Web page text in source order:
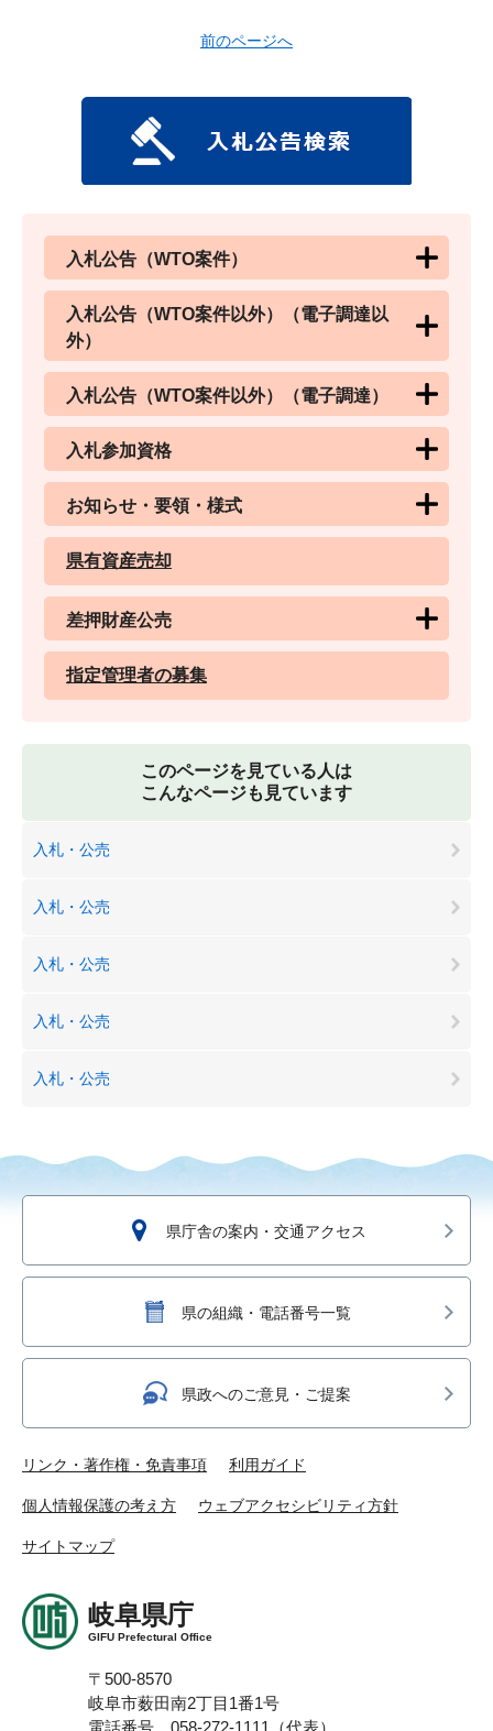
前のページへ
入札公告（WTO案件）
入札公告（WTO案件以外）（電子調達以
外）
入札公告（WTO案件以外）（電子調達）
入札参加資格
お知らせ・要領・様式
県有資産売却
差押財産公売
指定管理者の募集
このページを見ている人は
こんなページも見ています
入札・公売
入札・公売
入札・公売
入札・公売
入札・公売
県庁舎の案内・交通アクセス
県の組織・電話番号一覧
県政へのご意見・ご提案
リンク・著作権・免責事項 利用ガイド
個人情報保護の考え方 ウェブアクセシビリティ方針
サイトマップ
岐阜県庁
GIFU Prefectural Office
〒500-8570
岐阜市薮田南2丁目1番1号
電話番号 058-272-1111（代表）